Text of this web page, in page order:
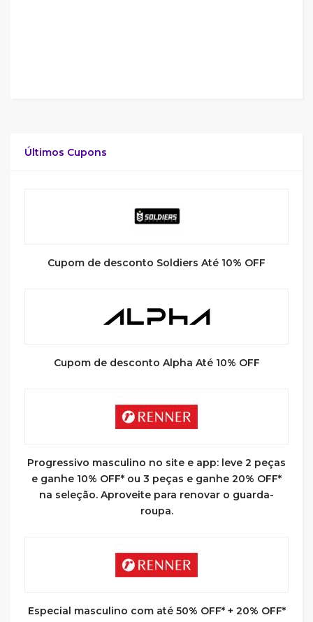
Últimos Cupons
Cupom de desconto Soldiers Até 10% OFF
Cupom de desconto Alpha Até 10% OFF
Progressivo masculino no site e app: leve 2 peças
e ganhe 10% OFF* ou 3 peças e ganhe 20% OFF*
na seleção. Aproveite para renovar o guarda-
roupa.
Especial masculino com até 50% OFF* + 20% OFF*